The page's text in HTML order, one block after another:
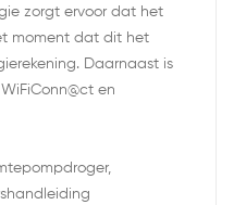
zorgt ervoor dat het
moment dat dit het
Daarnaast is
en